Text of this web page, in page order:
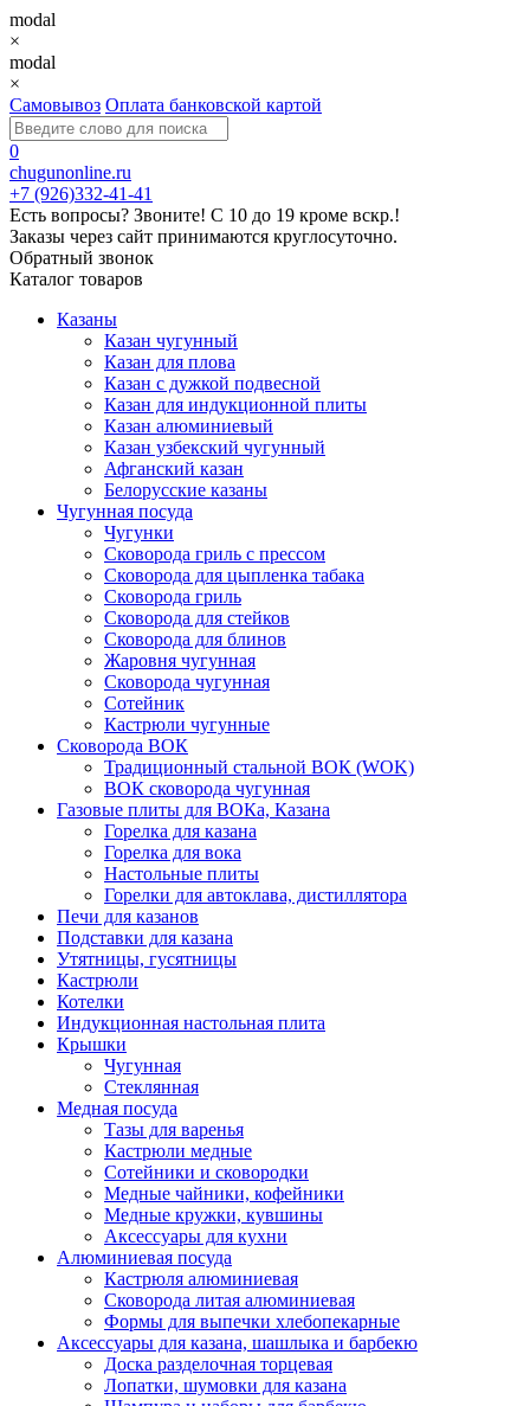
modal
×
modal
×
Самовывоз Оплата банковской картой
0
chugunonline.ru
+7 (926)332-41-41
Есть вопросы? Звоните! С 10 до 19 кроме вскр.!
Заказы через сайт принимаются круглосуточно.
Обратный звонок
Каталог товаров
Казаны
Казан чугунный
Казан для плова
Казан с дужкой подвесной
Казан для индукционной плиты
Казан алюминиевый
Казан узбекский чугунный
Афганский казан
Белорусские казаны
Чугунная посуда
Чугунки
Сковорода гриль с прессом
Сковорода для цыпленка табака
Сковорода гриль
Сковорода для стейков
Сковорода для блинов
Жаровня чугунная
Сковорода чугунная
Сотейник
Кастрюли чугунные
Сковорода ВОК
Традиционный стальной ВОК (WOK)
ВОК сковорода чугунная
Газовые плиты для ВОКа, Казана
Горелка для казана
Горелка для вока
Настольные плиты
Горелки для автоклава, дистиллятора
Печи для казанов
Подставки для казана
Утятницы, гусятницы
Кастрюли
Котелки
Индукционная настольная плита
Крышки
Чугунная
Стеклянная
Медная посуда
Тазы для варенья
Кастрюли медные
Сотейники и сковородки
Медные чайники, кофейники
Медные кружки, кувшины
Аксессуары для кухни
Алюминиевая посуда
Кастрюля алюминиевая
Сковорода литая алюминиевая
Формы для выпечки хлебопекарные
Аксессуары для казана, шашлыка и барбекю
Доска разделочная торцевая
Лопатки, шумовки для казана